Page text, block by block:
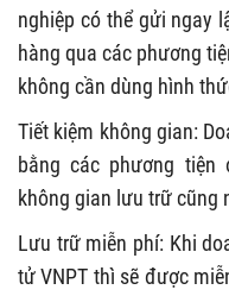
nghiệp có thể gửi ngay
hàng qua các phương
không cần dùng hình
Tiết kiệm không gian:
bằng các phương
không gian lưu trữ cũng
Lưu trữ miễn phí: Khi
tử VNPT thì sẽ được